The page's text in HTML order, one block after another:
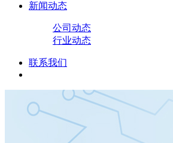
新闻动态
公司动态
行业动态
联系我们